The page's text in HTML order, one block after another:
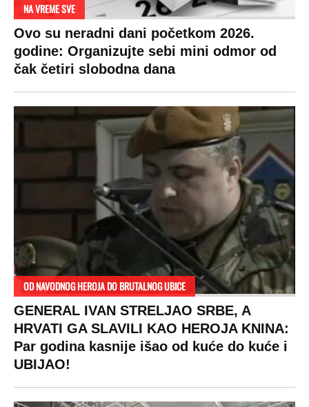
NA VREME SVE
Ovo su neradni dani početkom 2026.
godine: Organizujte sebi mini odmor od
čak četiri slobodna dana
OD NAVODNOG HEROJA DO BRUTALNOG UBICE
GENERAL IVAN STRELJAO SRBE, A
HRVATI GA SLAVILI KAO HEROJA KNINA:
Par godina kasnije išao od kuće do kuće i
UBIJAO!